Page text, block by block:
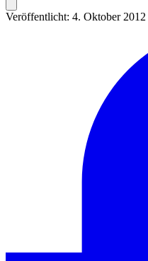
Veröffentlicht: 4. Oktober 2012